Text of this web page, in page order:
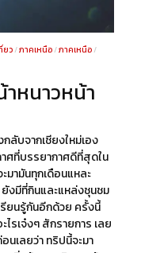
ยว /ภาคเหนือ /ภาคเหนือ /
าหนาวหน้า
ลับจากเชียงใหม่เอง
าศที่บรรยากาศดีที่สุดใน
มามันทุกเดือนแหละ
ยังมีที่กินและแหล่งชุนชม
รียนรู้กันอีกด้วย ครั้งนี้
ไรเจ๋งๆ สักรายการ เลย
นเลยว่า ทริปนี้จะมา